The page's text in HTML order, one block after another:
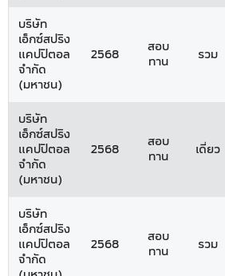
บริษัท
เอ็กซ์สปริง
แคปปิตอล
จำกัด
(มหาชน)
2568
สอบ
ทาน
รวม
บริษัท
เอ็กซ์สปริง
แคปปิตอล
จำกัด
(มหาชน)
2568
สอบ
ทาน
เดี่ยว
บริษัท
เอ็กซ์สปริง
แคปปิตอล
จำกัด
2568
สอบ
ทาน
รวม